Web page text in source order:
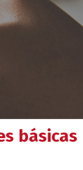
básicas